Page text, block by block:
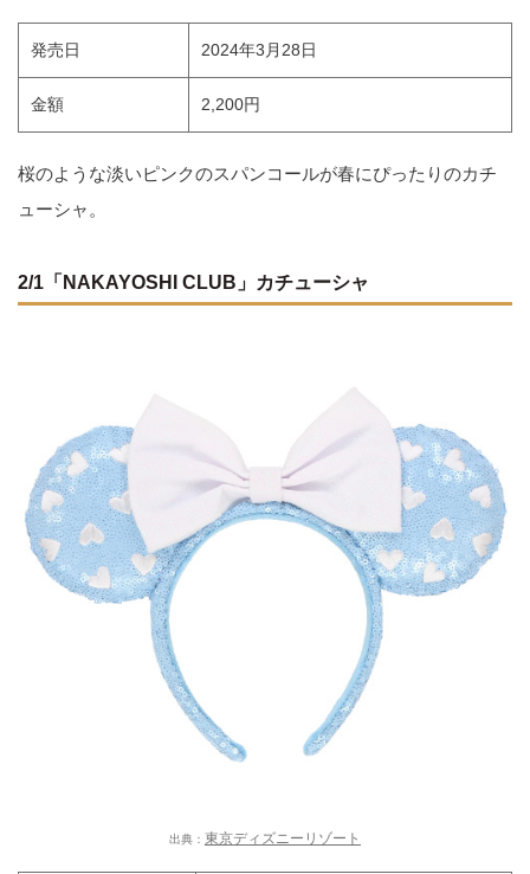
発売日 2024年3月28日
金額 2,200円
桜のような淡いピンクのスパンコールが春にぴったりのカチ
ューシャ。
2/1「NAKAYOSHI CLUB」カチューシャ
出典： 東京ディズニーリゾート